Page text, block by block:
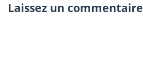
Laissez un commentaire